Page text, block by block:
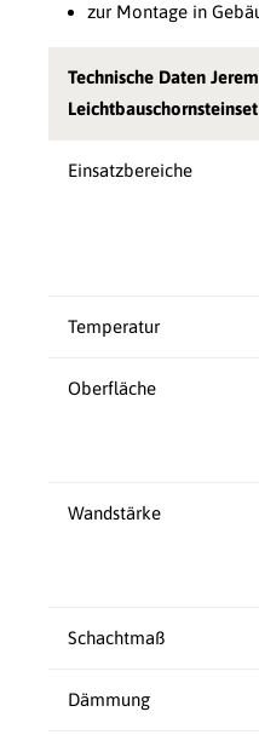
zur Montage in
Technische Daten
Leichtbauschornsteinset
Einsatzbereiche
Temperatur
Oberfläche
Wandstärke
Schachtmaß
Dämmung